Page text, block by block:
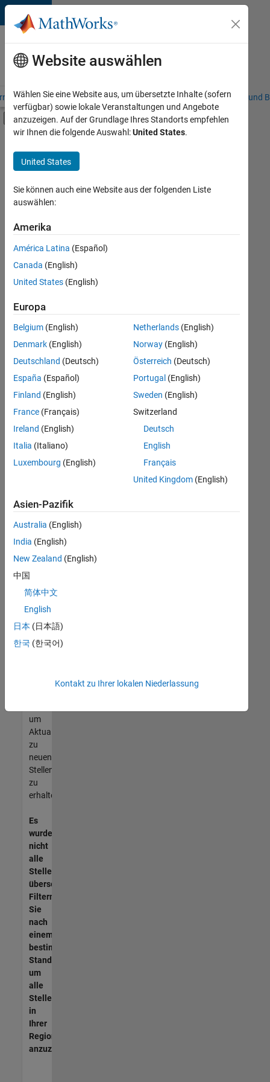
Weiter zum Inhalt
Karriere
bei
MathWorks
– Übersicht Stellensuche Niederlassungen Studierende und
Umschaltung für Off-Canvas-
Hauptinhalt
Commercial Sales
Education Sales
Marketing Communications
Marketing Services
Finance and Operations
+5
Derzeit
es
keine
offenen
Stellen,
Ihren
Suchkriterien
entsprechen.
können
die
Suchkriterien
weiter
fassen
oder
alle
Stellenangebote
anzeigen .
noch
keine
offenen
Stellen
können,
die
Ihren
entsprechen,
werden
unseres
um
Aktualisierungen
zu
neuen
Stellenangeboten
zu
erhalten.
Es
wurden
nicht
alle
Stellen
übersetzt.
Filtern
Sie
nach
einem
bestimmten
Standort,
um
alle
Stellenangebote
in
Ihrer
Region
anzuzeigen.
Website auswählen
Wählen Sie eine Website aus, um übersetzte Inhalte (sofern
verfügbar) sowie lokale Veranstaltungen und Angebote
anzuzeigen. Auf der Grundlage Ihres Standorts empfehlen
wir Ihnen die folgende Auswahl:United States.
United States
Sie können auch eine Website aus der folgenden Liste
auswählen:
Amerika
América Latina (Español)
Canada (English)
United States (English)
Europa
Belgium (English)
Denmark (English)
Deutschland (Deutsch)
España (Español)
Finland (English)
France (Français)
Ireland (English)
Italia (Italiano)
Luxembourg (English)
Netherlands(English)
Norway(English)
Österreich (Deutsch)
Portugal (English)
Sweden (English)
Switzerland
Deutsch
English
Français
United Kingdom(English)
Asien-Pazifik
Australia (English)
India (English)
New Zealand (English)
中国
简体中文
English
日本 (日本語)
한국 (한국어)
Kontakt zu Ihrer lokalen Niederlassung